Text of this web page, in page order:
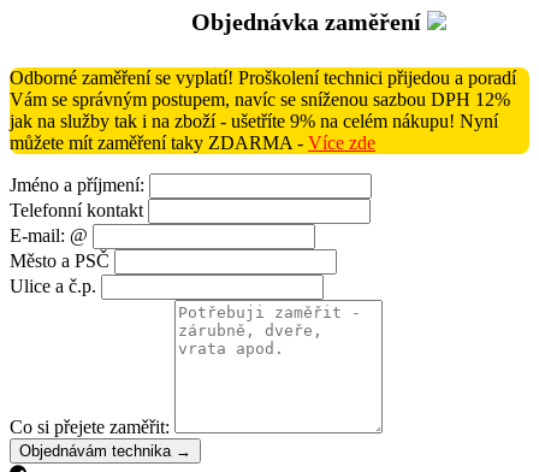
Objednávka zaměření
Odborné zaměření se vyplatí! Proškolení technici přijedou a poradí
Vám se správným postupem, navíc se sníženou sazbou DPH 12%
jak na služby tak i na zboží - ušetříte 9% na celém nákupu! Nyní
můžete mít zaměření taky ZDARMA - Více zde
Jméno a příjmení:
Telefonní kontakt
E-mail: @
Město a PSČ
Ulice a č.p.
Co si přejete zaměřit:
Objednávám technika →